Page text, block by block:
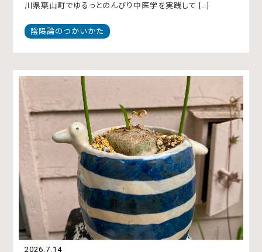
川県葉山町でゆるっとのんびり中医学を実践して […]
陰陽論のつかいかた
2026.7.14